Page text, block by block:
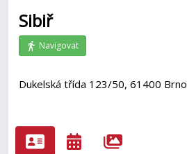
Sibiř
Navigovat
Dukelská třída 123/50, 61400 Brno